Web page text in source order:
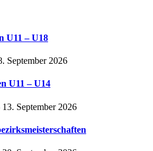
U11 – U18
September 2026
U11 – U14
13. September 2026